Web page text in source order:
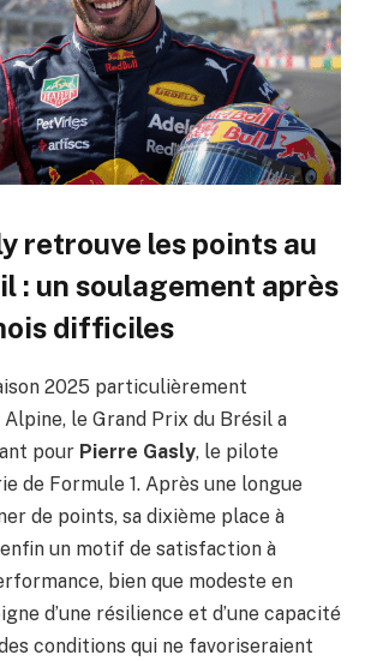
retrouve les points au
: un soulagement après
difficiles
2025 particulièrement
le Grand Prix du Brésil a
pour Pierre Gasly, le pilote
de Formule 1. Après une longue
de points, sa dixième place à
un motif de satisfaction à
bien que modeste en
d’une résilience et d’une capacité
conditions qui ne favoriseraient